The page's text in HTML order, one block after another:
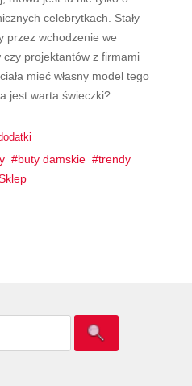
celebrytkach. Stały
przez wchodzenie we
czy projektantów z firmami
mieć własny model tego
jest warta świeczki?
buty damskie
trendy